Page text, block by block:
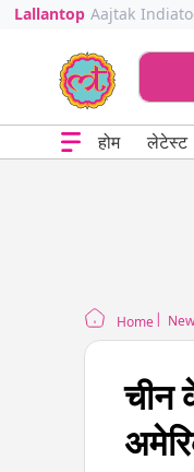
Lallantop Aajtak
होम लेटेस्ट
Home
चीन